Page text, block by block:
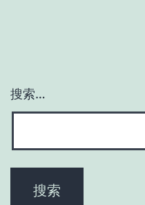
搜索…